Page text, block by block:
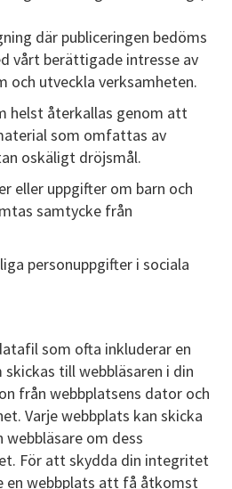
där publiceringen bedöms
vårt berättigade intresse av
och utveckla verksamheten.
helst återkallas genom att
som omfattas av
oskäligt dröjsmål.
eller uppgifter om barn och
samtycke från
personuppgifter i sociala
som ofta inkluderar en
till webbläsaren i din
från webbplatsens dator och
Varje webbplats kan skicka
om dess
För att skydda din integritet
en webbplats att få åtkomst